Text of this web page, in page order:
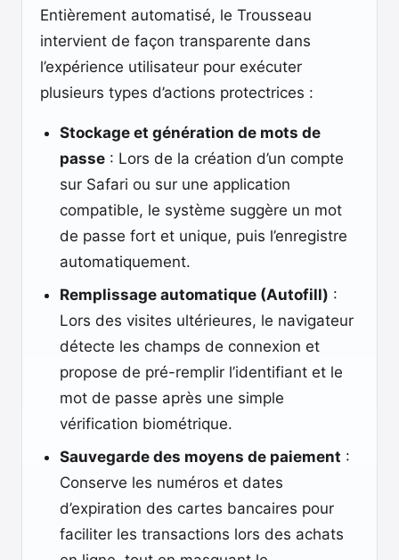
Entièrement automatisé, le Trousseau
intervient de façon transparente dans
l’expérience utilisateur pour exécuter
plusieurs types d’actions protectrices :
Stockage et génération de mots de
passe : Lors de la création d’un compte
sur Safari ou sur une application
compatible, le système suggère un mot
de passe fort et unique, puis l’enregistre
automatiquement.
Remplissage automatique (Autofill) :
Lors des visites ultérieures, le navigateur
détecte les champs de connexion et
propose de pré-remplir l’identifiant et le
mot de passe après une simple
vérification biométrique.
Sauvegarde des moyens de paiement :
Conserve les numéros et dates
d’expiration des cartes bancaires pour
faciliter les transactions lors des achats